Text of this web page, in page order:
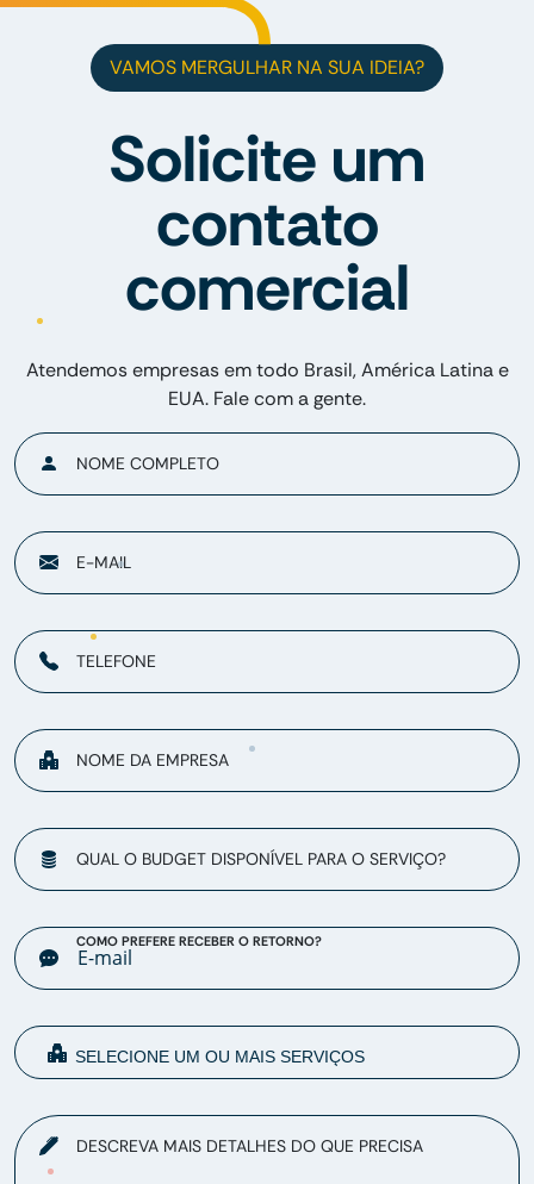
VAMOS MERGULHAR NA SUA IDEIA?
Solicite um
contato
comercial
Atendemos empresas em todo Brasil, América Latina e
EUA. Fale com a gente.
NOME COMPLETO
E-MAIL
TELEFONE
NOME DA EMPRESA
QUAL O BUDGET DISPONÍVEL PARA O SERVIÇO?
COMO PREFERE RECEBER O RETORNO?
DESCREVA MAIS DETALHES DO QUE PRECISA